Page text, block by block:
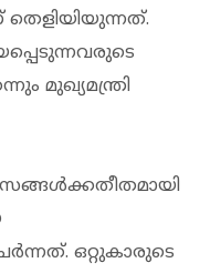
മുഖ്യമന്ത്രി
ഒറ്റുകാരുടെ